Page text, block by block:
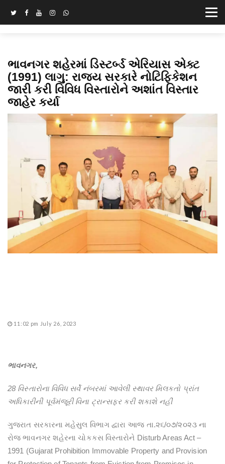
ભાવનગર શહેરમાં ડિસ્ટર્બ્ડ એરિયાસ એક્ટ
(1991) લાગુ: રાજ્ય સરકારે નોટિફિકેશન
જારી કરી વિવિધ વિસ્તારોને અશાંત વિસ્તાર
જાહેર કર્યા
Previous
11:02 pm July 26, 2023
ભાવનગર,
28 વિસ્તારોના વિવિધ સર્વે નંબરમાં આવેલી સ્થાવર મિલકતો પ્રાંત
અધિકારીની પૂર્વમંજૂરી વિના ટ્રાન્સફર કરી શકાશે નહીં
ગુજરાત સરકારના મહેસુલ વિભાગ દ્વારા આજ તા.૨૬/૦૭/૨૦૨૩ ના
રોજ ભાવનગર શહેરના ચોકકસ વિસ્તારોને Disturb Areas Act –
1991 (Gujarat Prohibition Immovable Property and Provision